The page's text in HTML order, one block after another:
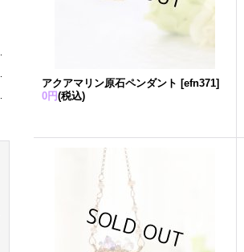
アクアマリン原石ペンダント [efn371]
0円(税込)